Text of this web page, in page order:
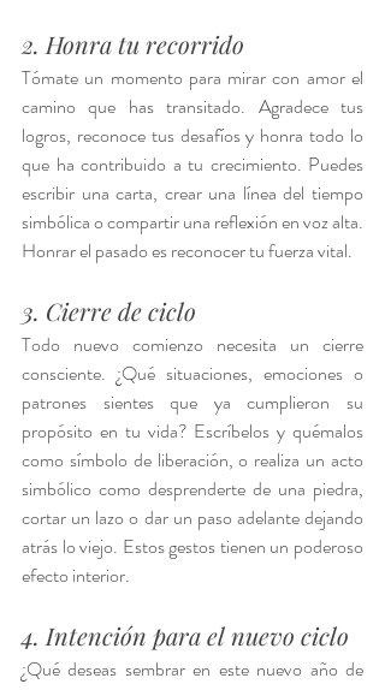
2. Honra tu recorrido
Tómate un momento para mirar con amor el
camino que has transitado. Agradece tus
logros, reconoce tus desafíos y honra todo lo
que ha contribuido a tu crecimiento. Puedes
escribir una carta, crear una línea del tiempo
simbólica o compartir una reflexión en voz alta.
Honrar el pasado es reconocer tu fuerza vital.
3. Cierre de ciclo
Todo nuevo comienzo necesita un cierre
consciente. ¿Qué situaciones, emociones o
patrones sientes que ya cumplieron su
propósito en tu vida? Escríbelos y quémalos
como símbolo de liberación, o realiza un acto
simbólico como desprenderte de una piedra,
cortar un lazo o dar un paso adelante dejando
atrás lo viejo. Estos gestos tienen un poderoso
efecto interior.
4. Intención para el nuevo ciclo
¿Qué deseas sembrar en este nuevo año de